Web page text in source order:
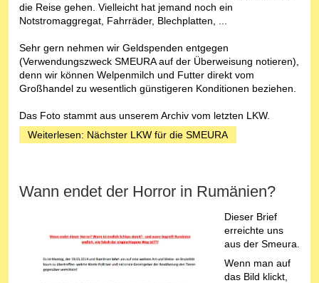
die Reise gehen. Vielleicht hat jemand noch ein
Notstromaggregat, Fahrräder, Blechplatten, ...
Sehr gern nehmen wir Geldspenden entgegen
(Verwendungszweck SMEURA auf der Überweisung notieren),
denn wir können Welpenmilch und Futter direkt vom
Großhandel zu wesentlich günstigeren Konditionen beziehen.
Das Foto stammt aus unserem Archiv vom letzten LKW.
Weiterlesen: Nächster LKW für die SMEURA
Wann endet der Horror in Rumänien?
Dieser Brief
erreichte uns
aus der Smeura.
Wenn man auf
das Bild klickt,